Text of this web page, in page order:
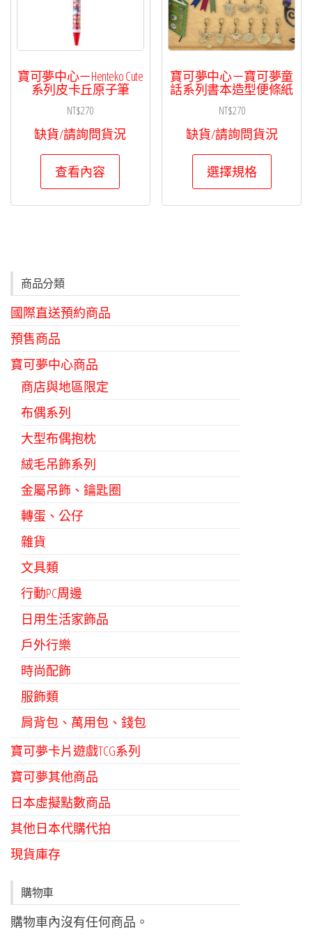
寶可夢中心－Henteko Cute
系列皮卡丘原子筆
NT$270
缺貨/請詢問貨況
查看內容
寶可夢中心－寶可夢童
話系列書本造型便條紙
NT$270
缺貨/請詢問貨況
選擇規格
此
商品分類
國際直送預約商品
預售商品
寶可夢中心商品
商店與地區限定
布偶系列
大型布偶抱枕
絨毛吊飾系列
金屬吊飾、鑰匙圈
轉蛋、公仔
雜貨
文具類
行動PC周邊
日用生活家飾品
戶外行樂
時尚配飾
服飾類
肩背包、萬用包、錢包
寶可夢卡片遊戲TCG系列
寶可夢其他商品
日本虛擬點數商品
其他日本代購代拍
現貨庫存
購物車
購物車內沒有任何商品。